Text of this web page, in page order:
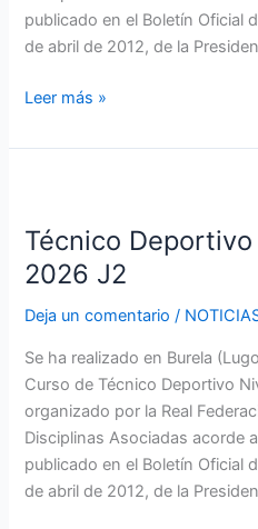
publicado en el Boletín Oficial
de abril de 2012, de la
Leer más »
Técnico
2026 J2
Deja un comentario /
Se ha realizado en Burela
Curso de Técnico Deportivo
organizado por la Real
Disciplinas Asociadas acorde
publicado en el Boletín Oficial
de abril de 2012, de la
Kung
Fu
I/II